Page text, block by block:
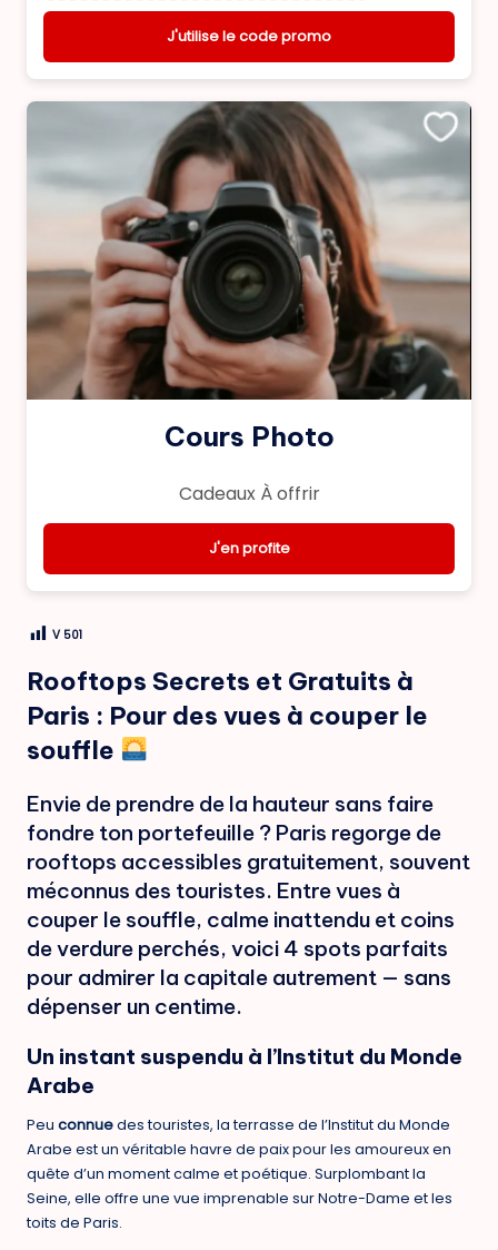
J'utilise le code promo
Cours Photo
Cadeaux À offrir
J'en profite
V 501
Rooftops Secrets et Gratuits à
Paris : Pour des vues à couper le
souffle
Envie de prendre de la hauteur sans faire
fondre ton portefeuille ? Paris regorge de
rooftops accessibles gratuitement, souvent
méconnus des touristes. Entre vues à
couper le souffle, calme inattendu et coins
de verdure perchés, voici 4 spots parfaits
pour admirer la capitale autrement — sans
dépenser un centime.
Un instant suspendu à l’Institut du Monde
Arabe
Peu connuedes touristes, la terrasse de l’Institut du Monde
Arabe est un véritable havre de paix pour les amoureux en
quête d’un moment calme et poétique. Surplombant la
Seine, elle offre une vue imprenable sur Notre-Dame et les
toits de Paris.